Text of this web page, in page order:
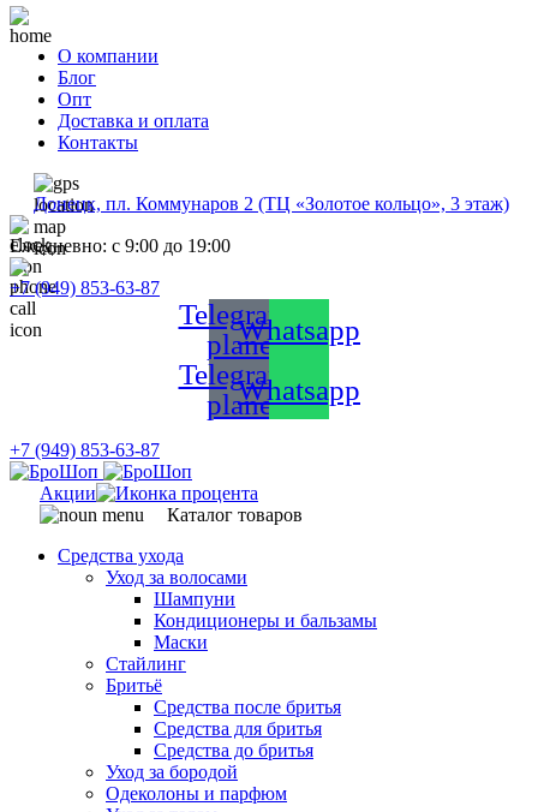
О компании
Блог
Опт
Доставка и оплата
Контакты
Донецк, пл. Коммунаров 2 (ТЦ «Золотое кольцо», 3 этаж)
Ежедневно: с 9:00 до 19:00
+7 (949) 853-63-87
Telegram-
planeWhatsapp
Telegram-
planeWhatsapp
+7 (949) 853-63-87
Акции
Каталог товаров
Средства ухода
Уход за волосами
Шампуни
Кондиционеры и бальзамы
Маски
Стайлинг
Бритьё
Средства после бритья
Средства для бритья
Средства до бритья
Уход за бородой
Одеколоны и парфюм